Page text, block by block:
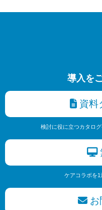
導入を
資料
検討に役に立つカタロ
ケアコラボを
お